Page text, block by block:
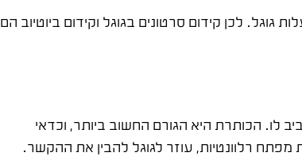
לכן קידום סרטונים בגוגל וקידום ביוטיוב הם
לו. הכותרת היא הגורם החשוב ביותר, וכדאי
רלוונטיות, עוזר לגוגל להבין את ההקשר.